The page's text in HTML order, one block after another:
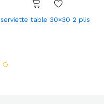
serviette table 30×30 2 plis